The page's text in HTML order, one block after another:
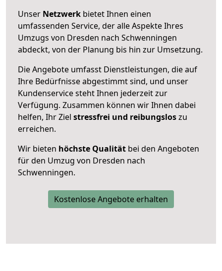
Unser Netzwerk bietet Ihnen einen
umfassenden Service, der alle Aspekte Ihres
Umzugs von Dresden nach Schwenningen
abdeckt, von der Planung bis hin zur Umsetzung.
Die Angebote umfasst Dienstleistungen, die auf
Ihre Bedürfnisse abgestimmt sind, und unser
Kundenservice steht Ihnen jederzeit zur
Verfügung. Zusammen können wir Ihnen dabei
helfen, Ihr Ziel stressfrei und reibungsloszu
erreichen.
Wir bieten höchste Qualität bei den Angeboten
für den Umzug von Dresden nach
Schwenningen.
Kostenlose Angebote erhalten